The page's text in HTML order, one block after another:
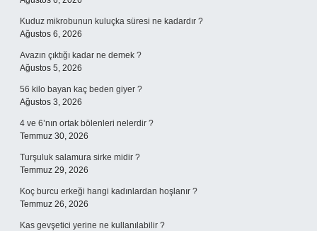
Kuduz mikrobunun kuluçka süresi ne kadardır ?
Ağustos 6, 2026
Avazın çıktığı kadar ne demek ?
Ağustos 5, 2026
56 kilo bayan kaç beden giyer ?
Ağustos 3, 2026
4 ve 6’nın ortak bölenleri nelerdir ?
Temmuz 30, 2026
Turşuluk salamura sirke midir ?
Temmuz 29, 2026
Koç burcu erkeği hangi kadınlardan hoşlanır ?
Temmuz 26, 2026
Kas gevşetici yerine ne kullanılabilir ?